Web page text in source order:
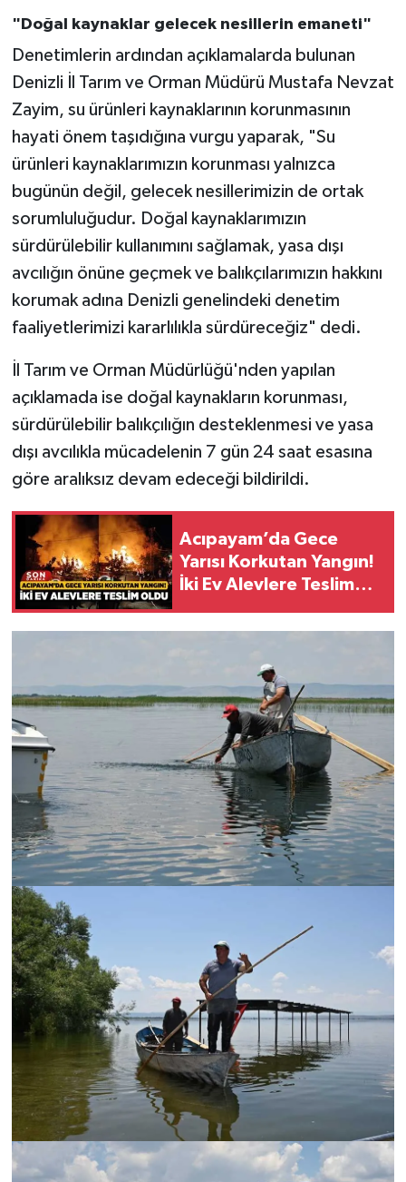
"Doğal kaynaklar gelecek nesillerin emaneti"
Denetimlerin ardından açıklamalarda bulunan
Denizli İl Tarım ve Orman Müdürü Mustafa Nevzat
Zayim, su ürünleri kaynaklarının korunmasının
hayati önem taşıdığına vurgu yaparak, "Su
ürünleri kaynaklarımızın korunması yalnızca
bugünün değil, gelecek nesillerimizin de ortak
sorumluluğudur. Doğal kaynaklarımızın
sürdürülebilir kullanımını sağlamak, yasa dışı
avcılığın önüne geçmek ve balıkçılarımızın hakkını
korumak adına Denizli genelindeki denetim
faaliyetlerimizi kararlılıkla sürdüreceğiz" dedi.
İl Tarım ve Orman Müdürlüğü'nden yapılan
açıklamada ise doğal kaynakların korunması,
sürdürülebilir balıkçılığın desteklenmesi ve yasa
dışı avcılıkla mücadelenin 7 gün 24 saat esasına
göre aralıksız devam edeceği bildirildi.
Acıpayam’da Gece
Yarısı Korkutan Yangın!
İki Ev Alevlere Teslim